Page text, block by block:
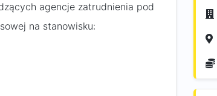
agencje zatrudnienia pod
na stanowisku: